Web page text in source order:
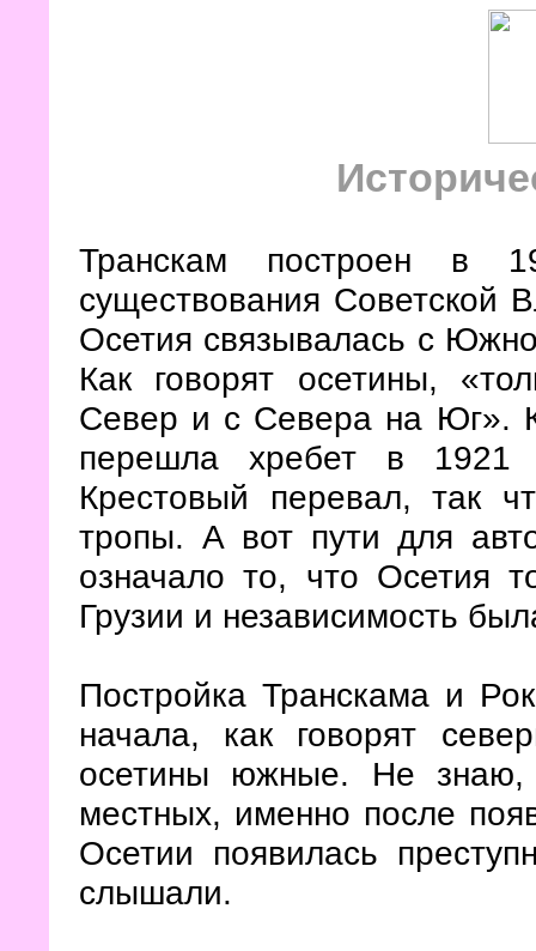
Транскам построен в
существования Советской
Осетия связывалась с
Как говорят осетины,
Север и с Севера на Юг».
перешла хребет в 1921
Крестовый перевал, так
тропы. А вот пути для
означало то, что Осетия
Грузии и независимость
Постройка Транскама и
начала, как говорят
осетины южные. Не знаю,
местных, именно после
Осетии появилась
слышали.